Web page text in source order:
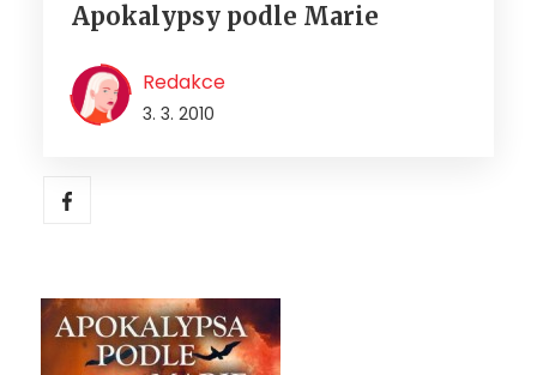
Apokalypsy podle Marie
Redakce
3. 3. 2010